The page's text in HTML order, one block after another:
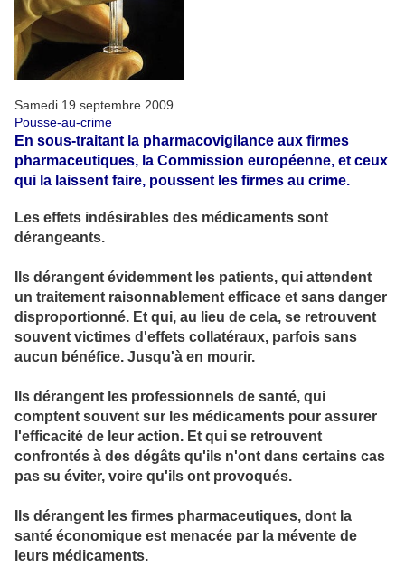
Samedi 19 septembre 2009
Pousse-au-crime
En sous-traitant la pharmacovigilance aux firmes
pharmaceutiques, la Commission européenne, et ceux
qui la laissent faire, poussent les firmes au crime.
Les effets indésirables des médicaments sont
dérangeants.
Ils dérangent évidemment les patients, qui attendent
un traitement raisonnablement efficace et sans danger
disproportionné. Et qui, au lieu de cela, se retrouvent
souvent victimes d'effets collatéraux, parfois sans
aucun bénéfice. Jusqu'à en mourir.
Ils dérangent les professionnels de santé, qui
comptent souvent sur les médicaments pour assurer
l'efficacité de leur action. Et qui se retrouvent
confrontés à des dégâts qu'ils n'ont dans certains cas
pas su éviter, voire qu'ils ont provoqués.
Ils dérangent les firmes pharmaceutiques, dont la
santé économique est menacée par la mévente de
leurs médicaments.